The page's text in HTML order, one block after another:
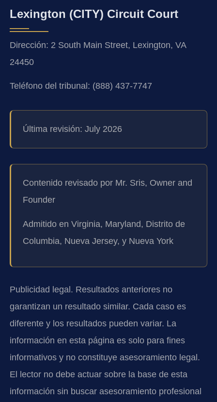
Lexington (CITY) Circuit Court
Dirección: 2 South Main Street, Lexington, VA
24450
Teléfono del tribunal: (888) 437-7747
Última revisión: July 2026
Contenido revisado por Mr. Sris, Owner and
Founder
Admitido en Virginia, Maryland, Distrito de
Columbia, Nueva Jersey, y Nueva York
Publicidad legal. Resultados anteriores no
garantizan un resultado similar. Cada caso es
diferente y los resultados pueden variar. La
información en esta página es solo para fines
informativos y no constituye asesoramiento legal.
El lector no debe actuar sobre la base de esta
información sin buscar asesoramiento profesional